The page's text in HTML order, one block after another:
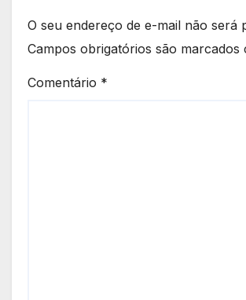
O seu endereço de e-mail não será
Campos obrigatórios são marcados
Comentário *